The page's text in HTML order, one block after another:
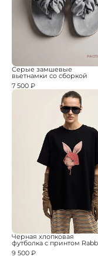
Серые замшевые
вьетнамки со сборкой
7 500 ₽
Черная хлопковая
футболка с принтом
9 500 ₽